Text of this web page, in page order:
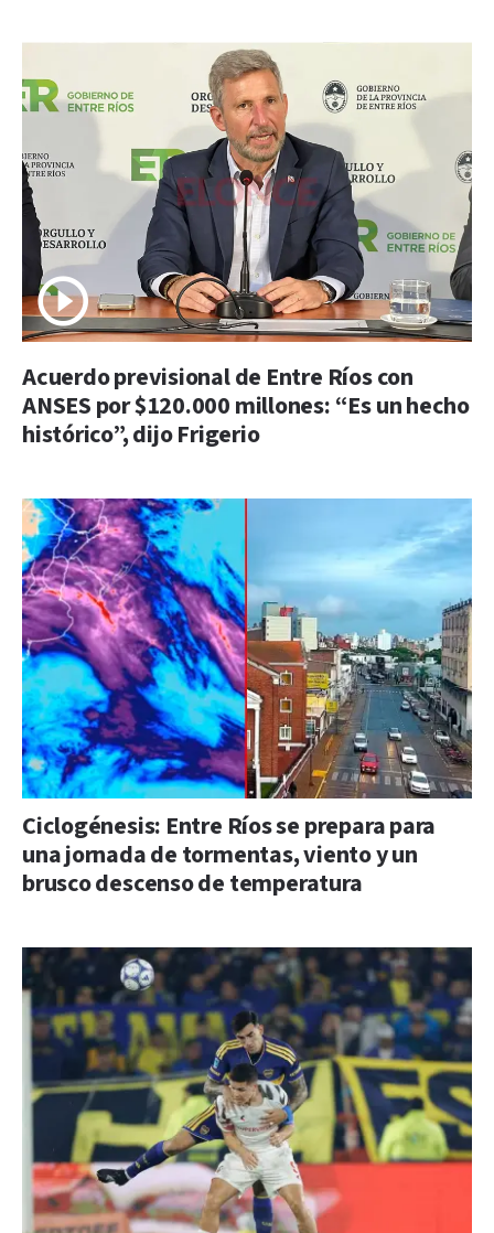
Acuerdo previsional de Entre Ríos con
ANSES por $120.000 millones: “Es un hecho
histórico”, dijo Frigerio
Ciclogénesis: Entre Ríos se prepara para
una jornada de tormentas, viento y un
brusco descenso de temperatura